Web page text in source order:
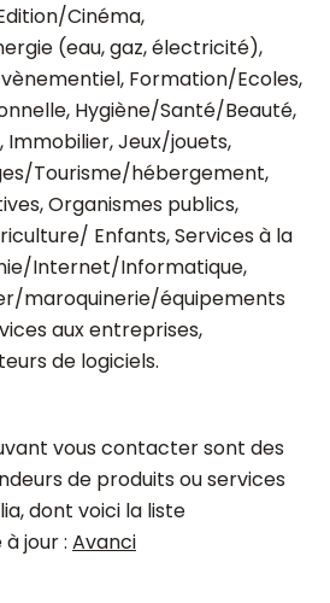
Cinéma,
(eau, gaz, électricité),
Formation/Ecoles,
Hygiène/Santé/Beauté,
Jeux/jouets,
Tourisme/hébergement,
Organismes publics,
Enfants, Services à la
Internet/Informatique,
maroquinerie/équipements
aux entreprises,
de logiciels.
vous contacter sont des
de produits ou services
dont voici la liste
jour : Avanci